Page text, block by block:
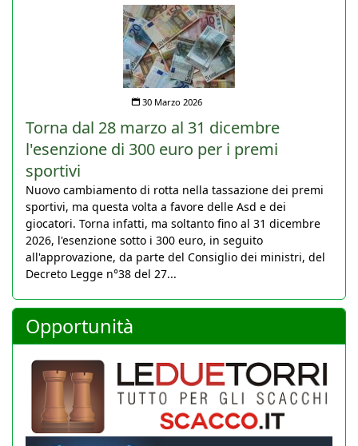
30 Marzo 2026
Torna dal 28 marzo al 31 dicembre
l'esenzione di 300 euro per i premi
sportivi
Nuovo cambiamento di rotta nella tassazione dei premi
sportivi, ma questa volta a favore delle Asd e dei
giocatori. Torna infatti, ma soltanto fino al 31 dicembre
2026, l'esenzione sotto i 300 euro, in seguito
all'approvazione, da parte del Consiglio dei ministri, del
Decreto Legge n°38 del 27...
Opportunità